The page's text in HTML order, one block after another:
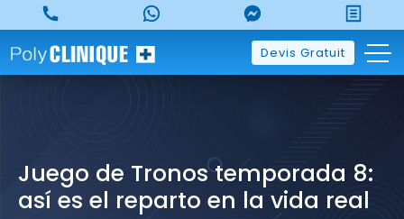
to
content
Devis Gratuit
Juego de Tronos temporada 8:
así es el reparto en la vida real